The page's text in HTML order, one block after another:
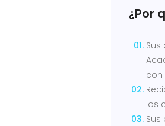
¿Por
con
los
Sus